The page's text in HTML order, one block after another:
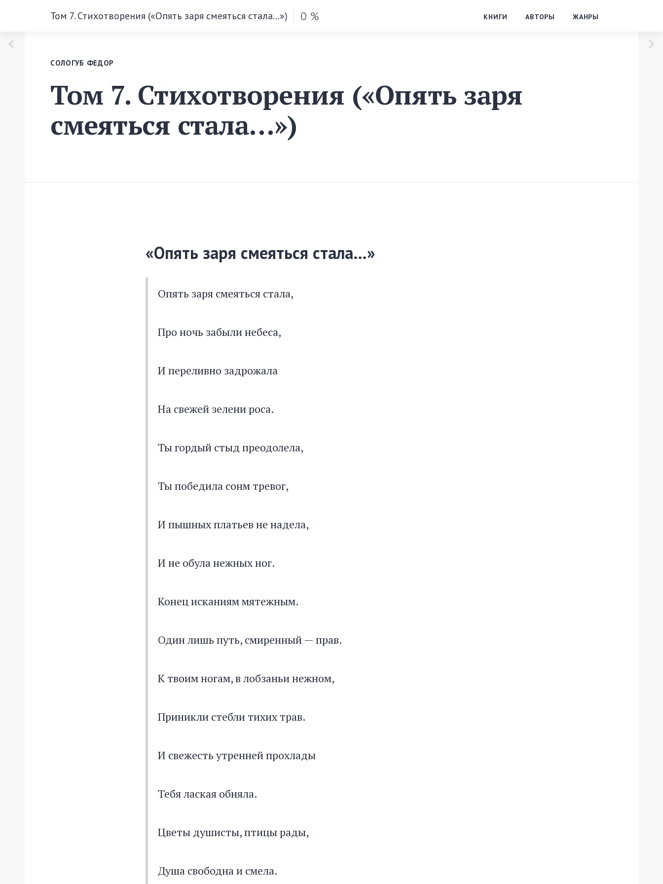
Том 7. Стихотворения («Опять заря смеяться стала…») 0 % КНИГИ АВТОРЫ ЖАНРЫ
СОЛОГУБ ФЕДОР
Том 7. Стихотворения («Опять заря
смеяться стала…»)
«Опять заря смеяться стала…»
Опять заря смеяться стала,
Про ночь забыли небеса,
И переливно задрожала
На свежей зелени роса.
Ты гордый стыд преодолела,
Ты победила сонм тревог,
И пышных платьев не надела,
И не обула нежных ног.
Конец исканиям мятежным.
Один лишь путь, смиренный — прав.
К твоим ногам, в лобзаньи нежном,
Приникли стебли тихих трав.
И свежесть утренней прохлады
Тебя лаская обняла.
Цветы душисты, птицы рады,
Душа свободна и смела.